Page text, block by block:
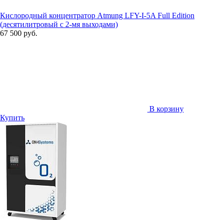
Кислородный концентратор Atmung LFY-I-5A Full Edition
(десятилитровый с 2-мя выходами)
67 500 руб.
В корзину
Купить